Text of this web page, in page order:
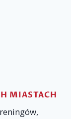
MIASTACH